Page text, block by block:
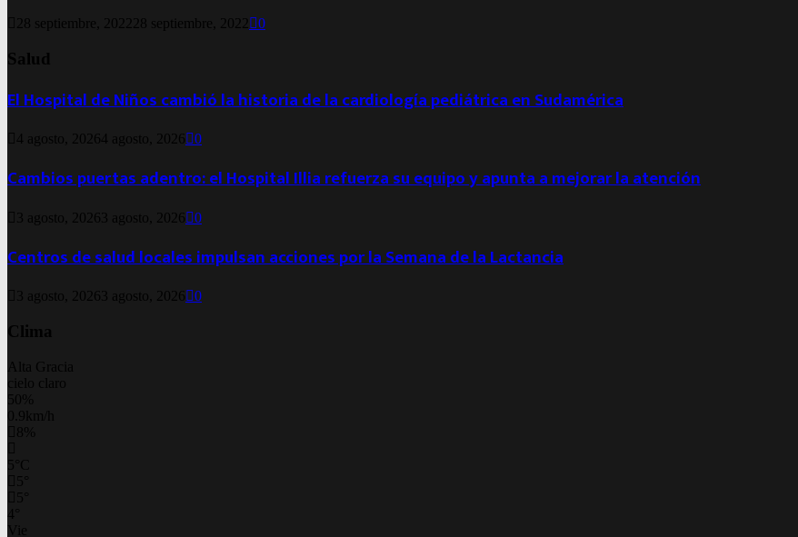
28 septiembre, 2022 28 septiembre, 2022 0
Salud
El Hospital de Niños cambió la historia de la cardiología pediátrica en Sudamérica
4 agosto, 20264 agosto, 2026 0
Cambios puertas adentro: el Hospital Illia refuerza su equipo y apunta a mejorar la atención
3 agosto, 2026 3 agosto, 2026 0
Centros de salud locales impulsan acciones por la Semana de la Lactancia
3 agosto, 2026 3 agosto, 2026 0
Clima
Alta Gracia
cielo claro
50%
0.9km/h
8%
5 C
5
5
4
Vie